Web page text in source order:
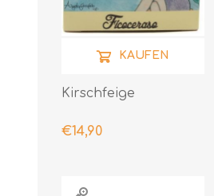
Kirschfeige
€14,90
KAUFEN